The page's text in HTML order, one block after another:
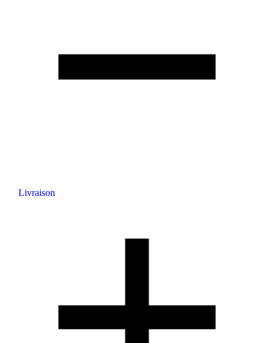
Livraison